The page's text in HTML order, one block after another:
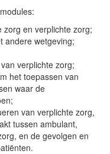
zorg en verplichte zorg;
andere wetgeving;
verplichte zorg;
het toepassen van
waar de
van verplichte zorg,
tussen ambulant,
en de gevolgen en